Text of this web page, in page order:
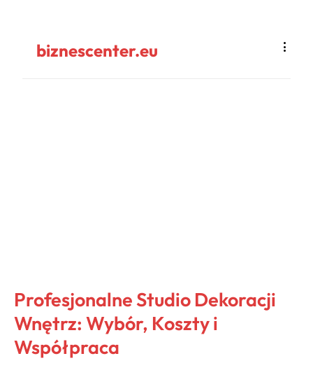
biznescenter.eu
Profesjonalne Studio Dekoracji
Wnętrz: Wybór, Koszty i
Współpraca